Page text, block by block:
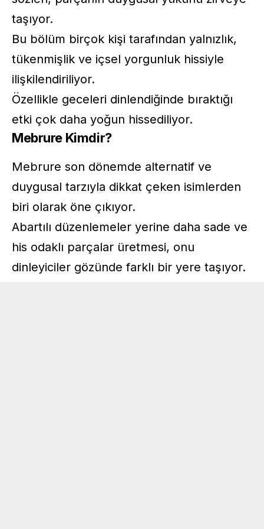
taşıyor.
Bu bölüm birçok kişi tarafından yalnızlık,
tükenmişlik ve içsel yorgunluk hissiyle
ilişkilendiriliyor.
Özellikle geceleri dinlendiğinde bıraktığı
etki çok daha yoğun hissediliyor.
Mebrure Kimdir?
Mebrure son dönemde alternatif ve
duygusal tarzıyla dikkat çeken isimlerden
biri olarak öne çıkıyor.
Abartılı düzenlemeler yerine daha sade ve
his odaklı parçalar üretmesi, onu
dinleyiciler gözünde farklı bir yere taşıyor.